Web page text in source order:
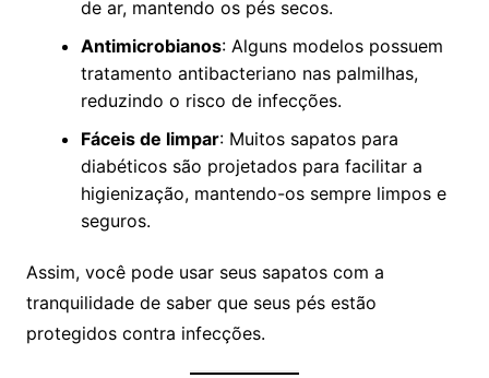
de ar, mantendo os pés secos.
Antimicrobianos: Alguns modelos possuem
tratamento antibacteriano nas palmilhas,
reduzindo o risco de infecções.
Fáceis de limpar: Muitos sapatos para
diabéticos são projetados para facilitar a
higienização, mantendo-os sempre limpos e
seguros.
Assim, você pode usar seus sapatos com a
tranquilidade de saber que seus pés estão
protegidos contra infecções.